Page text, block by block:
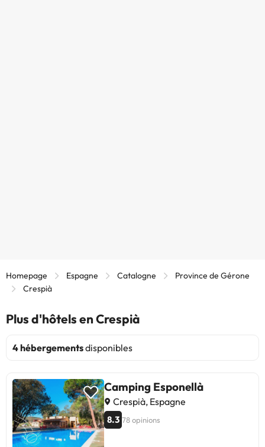
Homepage Espagne Catalogne
Province de Gérone
Crespià
Plus d'hôtels en Crespià
4 hébergementsdisponibles
Camping Esponellà
Crespià, Espagne
8.3 78 opinions